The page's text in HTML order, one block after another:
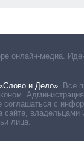
онлайн-медиа.
и Дело». Все
Администрация
соглашаться с
сайте, владельцами
лица.